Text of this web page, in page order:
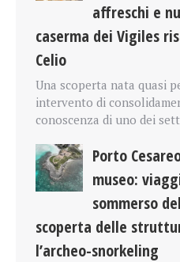
affreschi e
caserma dei Vigiles
Celio
Una scoperta nata quasi
intervento di
conoscenza di uno dei
Porto
museo:
sommerso
scoperta delle
l’archeo-snorkeling